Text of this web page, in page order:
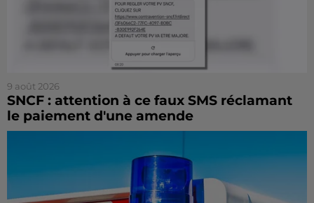
9 août 2026
SNCF : attention à ce faux SMS réclamant
le paiement d'une amende